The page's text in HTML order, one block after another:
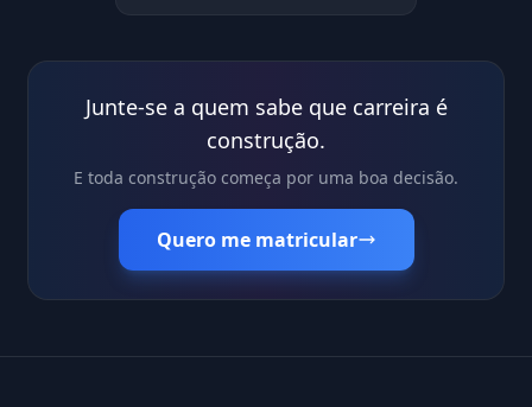
Junte-se a quem sabe que carreira é
construção.
E toda construção começa por uma boa decisão.
Quero me matricular